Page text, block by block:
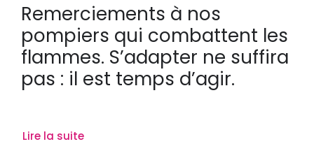
Remerciements à nos
pompiers qui combattent les
flammes. S’adapter ne suffira
pas : il est temps d’agir.
Lire la suite